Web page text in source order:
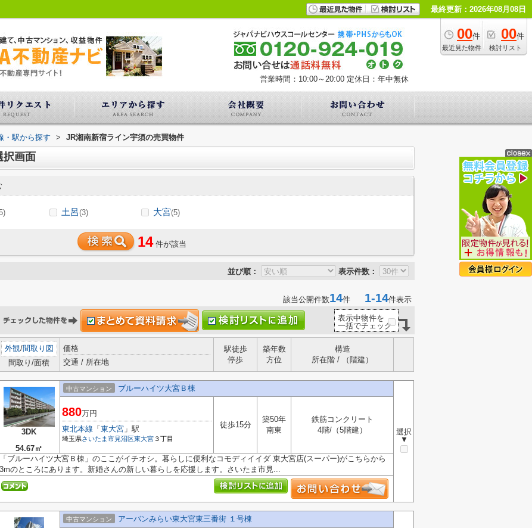
最終更新：2026年08月08日
00件
最近見た物件
00件
検討リスト
営業時間：10:00～20:00 定休日：年中無休
・駅から探す > JR湘南新宿ライン宇須の売買物件
択画面
土呂(3) 大宮(5)
14 件が該当
並び順： 表示件数：
該当公開件数14件 1-14件表示
表示中物件を
一括でチェック
外観/間取り図
間取り/面積
価格
交通 / 所在地
駅徒歩
停歩
築年数
方位
構造
所在階 / （階建）
3DK
54.67㎡
中古マンション ブルーハイツ大宮Ｂ棟
選択
▼
880万円
東北本線 「 東大宮 」駅
埼玉県さいたま市見沼区東大宮３丁目
徒歩15分
築50年
南東
鉄筋コンクリート
4階/（5階建）
「ブルーハイツ大宮Ｂ棟」のここがイチオシ。暮らしに便利なコモディイイダ 東大宮店(スーパー)がこちらから
3mのところにあります。新婚さんの新しい暮らしを応援します。さいたま市見...
中古マンション アーバンみらい東大宮東三番街 １号棟